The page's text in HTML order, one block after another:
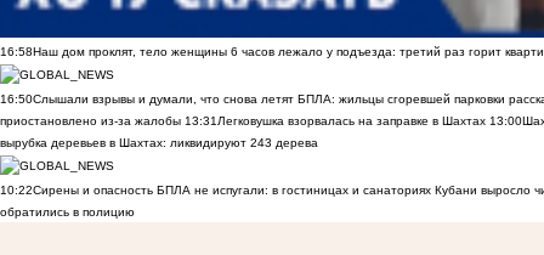
16:58Наш дом проклят, тело женщины 6 часов лежало у подъезда: третий раз горит
16:50Слышали взрывы и думали, что снова летят БПЛА: жильцы сгоревшей парковки
приостановлено из-за жалобы 13:31 Легковушка взорвалась на заправке в Шахтах 13:00
вырубка деревьев в Шахтах: ликвидируют 243 дерева
10:22Сирены и опасность БПЛА не испугали: в гостиницах и санаториях Кубани выросло
обратились в полицию